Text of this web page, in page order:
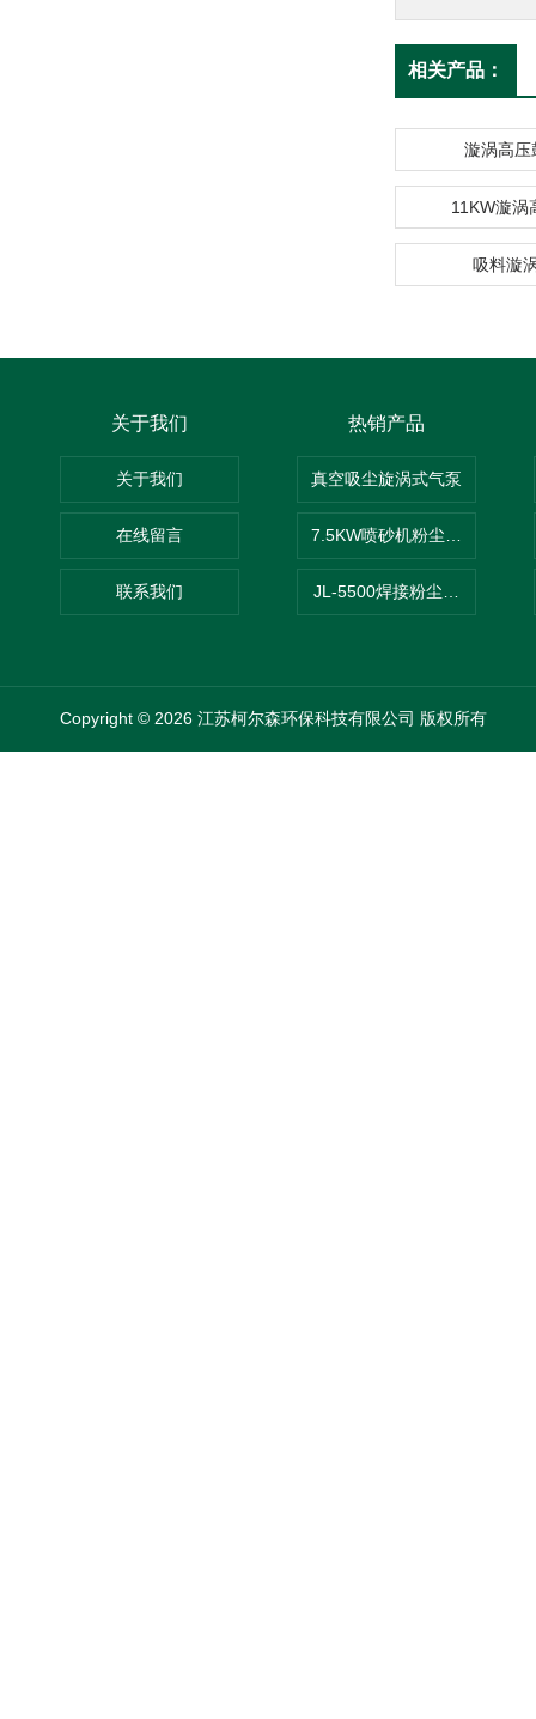
相关产品：
漩涡高压
11KW漩涡
吸料漩
关于我们
关于我们
在线留言
联系我们
热销产品
真空吸尘旋涡式气泵
7.5KW喷砂机粉尘吸尘器
JL-5500焊接粉尘吸尘器
Copyright © 2026 江苏柯尔森环保科技有限公司 版权所有